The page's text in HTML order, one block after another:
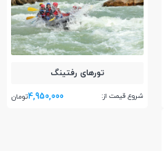
تور‌های رفتینگ
شروع قیمت از: 4,950,000تومان